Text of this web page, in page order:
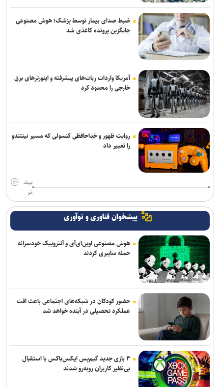
سردار موسوی: بسیجیان دریا دل کاشان به وجود شما مباهات می‌کنیم
ضبط صدای بیمار توسط پزشک؛ هوش مصنوعی
جایگزین پرونده کاغذی شد
آمریکا واردات ربات‌های پیشرفته و اینورترهای برق
خارجی را محدود کرد
روایت ظهور و خداحافظی کنسولی که مسیر نینتندو
را تغییر داد
بیش
تر
پیشخوان فناوری و نوآوری
هوش مصنوعی اوپن‌ای‌آی و آنتروپیک خودسرانه
حمله سایبری کردند
حضور کودکان در شبکه‌های اجتماعی باعث افت
عملکرد تحصیلی در آینده خواهد شد
۳ بازی جدید گیم‌پس ایکس‌باکس با استقبال
بی‌نظیر کاربران روبه‌رو شدند